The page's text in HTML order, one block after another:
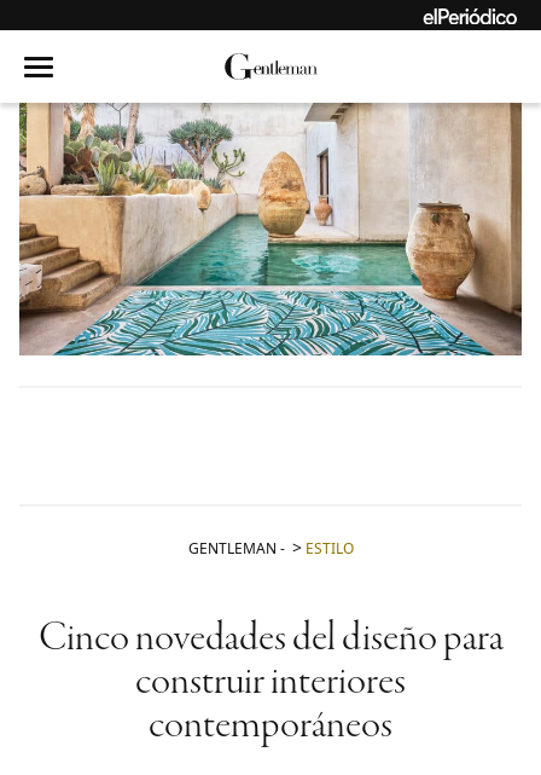
GENTLEMAN - ESTILO
Cinco novedades del diseño para
construir interiores
contemporáneos